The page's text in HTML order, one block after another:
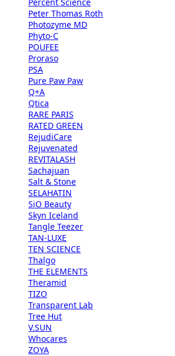
Peter Thomas Roth
Photozyme MD
Phyto-C
POUFEE
Proraso
PSA
Pure Paw Paw
Q+A
Qtica
RARE PARIS
RATED GREEN
RejudiCare
Rejuvenated
REVITALASH
Sachajuan
Salt & Stone
SELAHATIN
SiO Beauty
Skyn Iceland
Tangle Teezer
TAN-LUXE
TEN SCIENCE
Thalgo
THE ELEMENTS
Theramid
TIZO
Transparent Lab
Tree Hut
V.SUN
Whocares
ZOYA